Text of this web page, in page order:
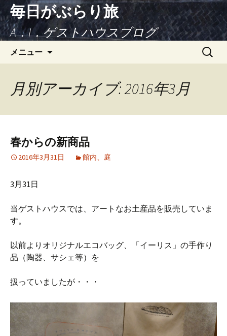
毎日がぶらり旅
A．I．ゲストハウスブログ
メニュー
検
月別アーカイブ: 2016年3月
春からの新商品
2016年3月31日 館内、庭
3月31日
当ゲストハウスでは、アートなお土産品を販売していま
す。
以前よりオリジナルエコバッグ、「イーリス」の手作り
品（陶器、サシェ等）を
扱っていましたが・・・